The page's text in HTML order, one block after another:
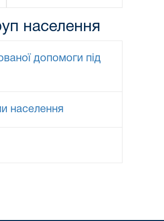
населення
допомоги під
населення